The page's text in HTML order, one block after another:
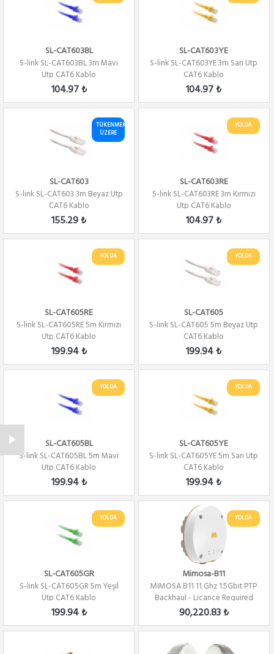
SL-CAT603BL
S-link SL-CAT603BL 3m Mavi
Utp CAT6 Kablo
104.97 ₺
SL-CAT603YE
S-link SL-CAT603YE 3m Sari Utp
CAT6 Kablo
104.97 ₺
TÜKENMEK
ÜZERE
SL-CAT603
S-link SL-CAT603 3m Beyaz Utp
CAT6 Kablo
155.29 ₺
YOLDA
SL-CAT603RE
S-link SL-CAT603RE 3m Kırmızı
Utp CAT6 Kablo
104.97 ₺
YOLDA
SL-CAT605RE
S-link SL-CAT605RE 5m Kırmızı
Utp CAT6 Kablo
199.94 ₺
YOLDA
SL-CAT605
S-link SL-CAT605 5m Beyaz Utp
CAT6 Kablo
199.94 ₺
YOLDA
SL-CAT605BL
S-link SL-CAT605BL 5m Mavi
Utp CAT6 Kablo
199.94 ₺
YOLDA
SL-CAT605YE
S-link SL-CAT605YE 5m Sarı Utp
CAT6 Kablo
199.94 ₺
YOLDA
SL-CAT605GR
S-link SL-CAT605GR 5m Yeşil
Utp CAT6 Kablo
199.94 ₺
YOLDA
Mimosa-B11
MIMOSA B11 11 Ghz 1.5Gbit PTP
Backhaul - Licance Required
90,220.83 ₺